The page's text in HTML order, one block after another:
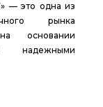
— это одна из
рынка
основании
надежными